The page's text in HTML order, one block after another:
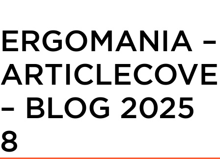
ERGOMANIA –
– BLOG 2025
8